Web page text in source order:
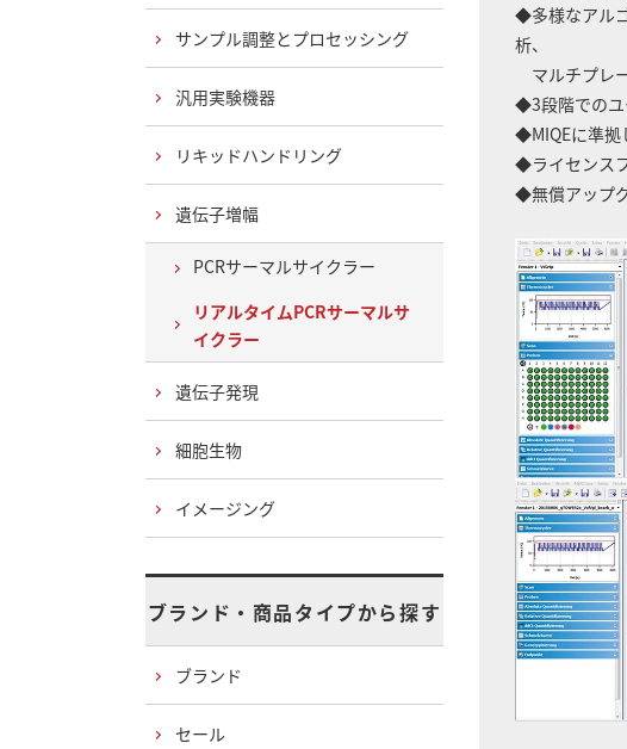
◆多様なアル
析、
マルチプレ
◆3段階でのユ
◆MIQEに準拠
◆ライセンス
◆無償アップ
サンプル調整とプロセッシング
汎用実験機器
リキッドハンドリング
遺伝子増幅
PCRサーマルサイクラー
リアルタイムPCRサーマルサ
イクラー
遺伝子発現
細胞生物
イメージング
ブランド・商品タイプから探す
ブランド
セール